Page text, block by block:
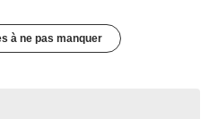
à ne pas manquer